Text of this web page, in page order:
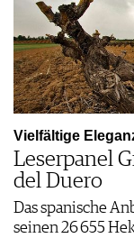
Vielfältige
Leserpanel
del Duero
Das spanische
seinen 26 655